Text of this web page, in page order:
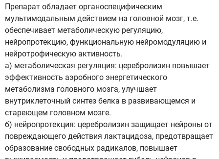
Препарат обладает органоспецифическим
мультимодальным действием на головной мозг, т.е.
обеспечивает метаболическую регуляцию,
нейропротекцию, функциональную нейромодуляцию и
нейротрофическую активность.
а) метаболическая регуляция: церебролизин повышает
эффективность аэробного энергетического
метаболизма головного мозга, улучшает
внутриклеточный синтез белка в развивающемся и
стареющем головном мозге.
б) нейропротекция: церебролизин защищает нейроны от
повреждающего действия лактацидоза, предотвращает
образование свободных радикалов, повышает